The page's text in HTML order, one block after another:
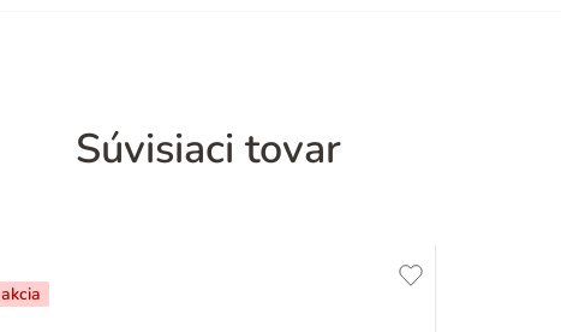
Súvisiaci tovar
akcia